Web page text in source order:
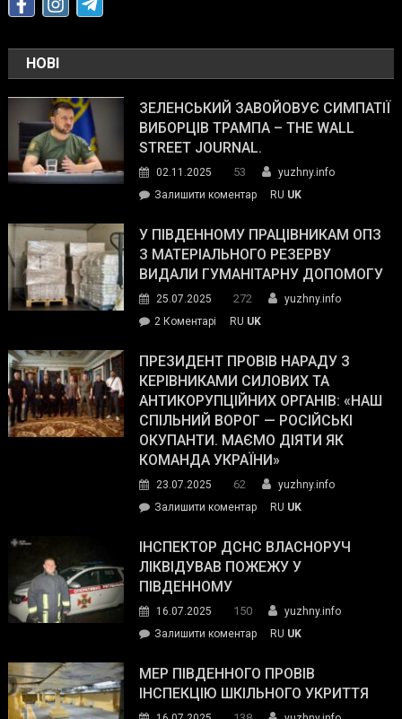
НОВІ
ЗЕЛЕНСЬКИЙ ЗАВОЙОВУЄ СИМПАТІЇ
ВИБОРЦІВ ТРАМПА – THE WALL
STREET JOURNAL.
02.11.2025 53
yuzhny.info
Залишити коментарon
завойовує
симпатії
виборців
The
Street
Journal.
RU UK
У ПІВДЕННОМУ ПРАЦІВНИКАМ ОПЗ
З МАТЕРІАЛЬНОГО РЕЗЕРВУ
ВИДАЛИ ГУМАНІТАРНУ ДОПОМОГУ
25.07.2025 272
yuzhny.info
2 Коментарі
Південному
працівникам
ОПЗ
з
матеріального
резерву
гуманітарну
допомогу
RU UK
ПРЕЗИДЕНТ ПРОВІВ НАРАДУ З
КЕРІВНИКАМИ СИЛОВИХ ТА
АНТИКОРУПЦІЙНИХ ОРГАНІВ: «НАШ
СПІЛЬНИЙ ВОРОГ — РОСІЙСЬКІ
ОКУПАНТИ. МАЄМО ДІЯТИ ЯК
КОМАНДА УКРАЇНИ»
23.07.2025 62
yuzhny.info
Залишити коментарon
провів
нараду
силових
та
органів:
«Наш
спільний
RU UK
ІНСПЕКТОР ДСНС ВЛАСНОРУЧ
ЛІКВІДУВАВ ПОЖЕЖУ У
ПІВДЕННОМУ
16.07.2025 150
yuzhny.info
Залишити коментарon
ДСНС
власноруч
RU UK
МЕР ПІВДЕННОГО ПРОВІВ
ІНСПЕКЦІЮ ШКІЛЬНОГО УКРИТТЯ